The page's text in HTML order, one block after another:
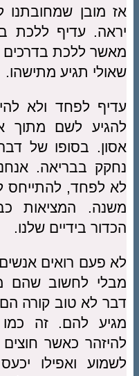
אז מובן
יראה. עדיף ללכת
מאשר ללכת בדרכים
שאולי תגיע מתישהו.
עדיף לפחד ולא
להגיע לשם מתוך
אסון. בסופו של
נחקק בבריאה.
לא לפחד, להתייחס
משנה. המציאות
הכדור בידיים שלנו.
לא פעם רואים
מבלי לחשוב שהם
דבר לא טוב קורה
מגיע להם. זה כמו
להיזהר כאשר
לשמוע ואפילו